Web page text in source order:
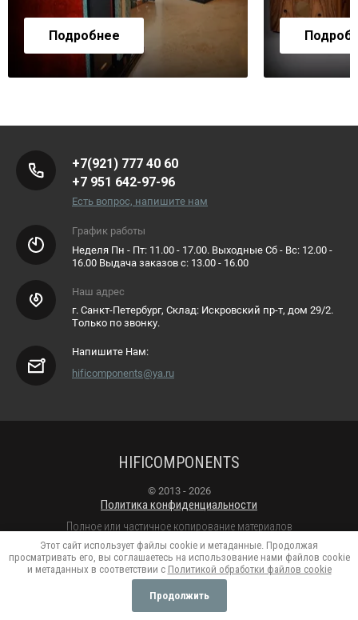
Подробнее
+7(921) 777 40 60
+7 951 642-97-96
Есть вопрос, напишите нам
График работы
Неделя Пн - Пт: 11.00 - 17.00. Выходные Сб - Вс: 12.00 -
16.00 Выдача заказов с: 13.00 - 16.00
Наш адрес
г. Санкт-Петербург, Склад: Искровский пр-т, дом 29/2.
Только по звонку.
Напишите Нам:
hificomponents@ya.ru
HIFICOMPONENTS
© 2013 - 2026
Политика конфиденциальности
Полное или частичное копирование материалов
разрешено только с согласия владельца сайта
Присоединяйтесь к нам:
Этот сайт использует файлы cookie и метаданные. Продолжая
просматривать его, вы соглашаетесь на использование нами файлов cookie
и метаданных в соответствии с Политикой обработки файлов cookie
Продолжить